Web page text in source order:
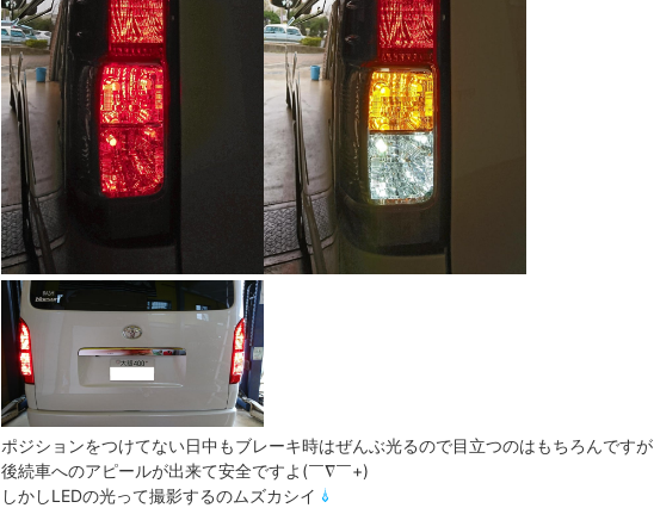
ポジションをつけてない日中もブレーキ時はぜんぶ光るので目立つのはもちろんですが
後続車へのアピールが出来て安全ですよ(￣∇￣+)
しかしLEDの光って撮影するのムズカシイ